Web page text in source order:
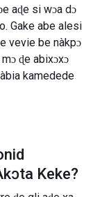
aɖe si wɔa dɔ
Gake abe alesi
vevie be nàkpɔ
ɖe abixɔxɔ
kamedede
Keke?